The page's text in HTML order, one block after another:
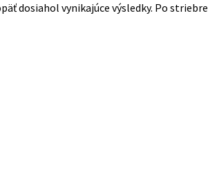
dosiahol vynikajúce výsledky. Po striebre